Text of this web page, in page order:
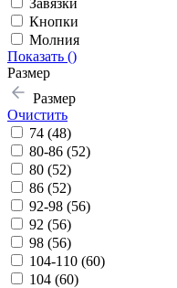
Кнопки
Молния
Показать ()
Размер
Размер
Очистить
74 (48)
80-86 (52)
80 (52)
86 (52)
92-98 (56)
92 (56)
98 (56)
104-110 (60)
104 (60)